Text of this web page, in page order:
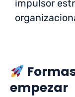
impulsor
empezar